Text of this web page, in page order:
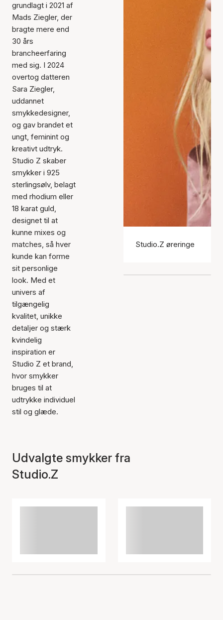
grundlagt i 2021 af
Mads Ziegler, der
bragte mere end
30 års
brancheerfaring
med sig. I 2024
overtog datteren
Sara Ziegler,
uddannet
smykkedesigner,
og gav brandet et
ungt, feminint og
kreativt udtryk.
Studio Z skaber
smykker i 925
sterlingsølv, belagt
med rhodium eller
18 karat guld,
designet til at
kunne mixes og
matches, så hver
kunde kan forme
sit personlige
look. Med et
univers af
tilgængelig
kvalitet, unikke
detaljer og stærk
kvindelig
inspiration er
Studio Z et brand,
hvor smykker
bruges til at
udtrykke individuel
stil og glæde.
Studio.Z øreringe
Udvalgte smykker fra
Studio.Z